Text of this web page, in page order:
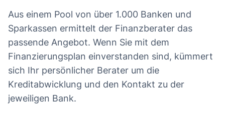
Aus einem Pool von über 1.000 Banken und
Sparkassen ermittelt der Finanzberater das
passende Angebot. Wenn Sie mit dem
Finanzierungsplan einverstanden sind, kümmert
sich Ihr persönlicher Berater um die
Kreditabwicklung und den Kontakt zu der
jeweiligen Bank.